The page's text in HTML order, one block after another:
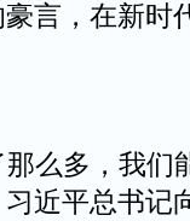
言，在新时
么多，我们
近平总书记